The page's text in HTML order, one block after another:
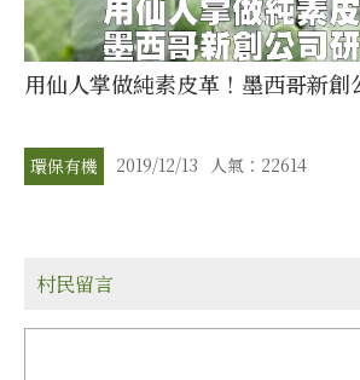
用仙人掌做純素皮革！墨西哥新創
環保有機 2019/12/13 人氣：22614
村民留言